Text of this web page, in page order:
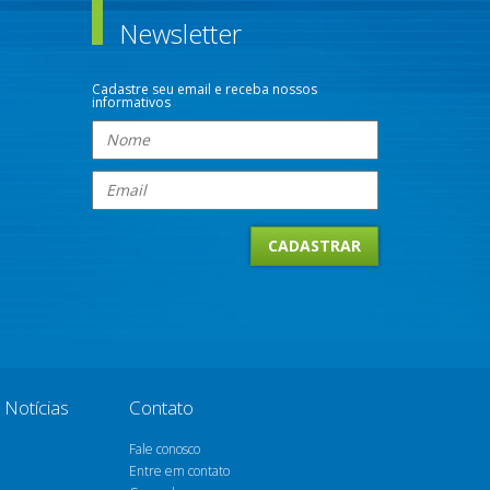
Newsletter
Cadastre seu email e receba nossos
informativos
Notícias Contato
Fale conosco
Entre em contato